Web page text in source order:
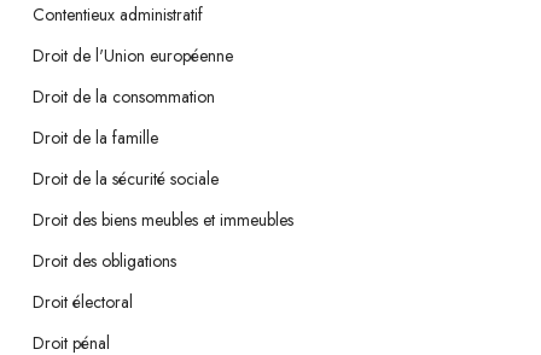
Contentieux administratif
Droit de l'Union européenne
Droit de la consommation
Droit de la famille
Droit de la sécurité sociale
Droit des biens meubles et immeubles
Droit des obligations
Droit électoral
Droit pénal